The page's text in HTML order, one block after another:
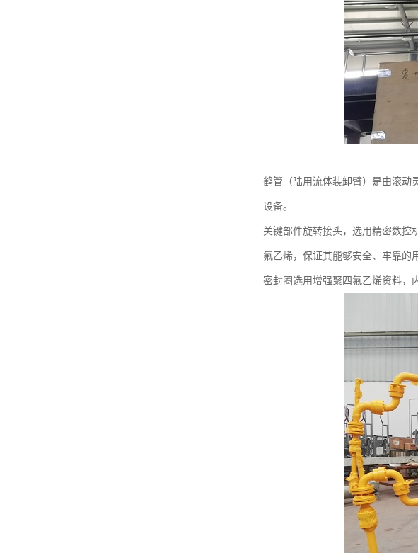
鹤管（陆用流体装卸臂）是由滚动
设备。
关键部件旋转接头，选用精密数控
氟乙烯，保证其能够安全、牢靠的
密封圈选用增强聚四氟乙烯资料，